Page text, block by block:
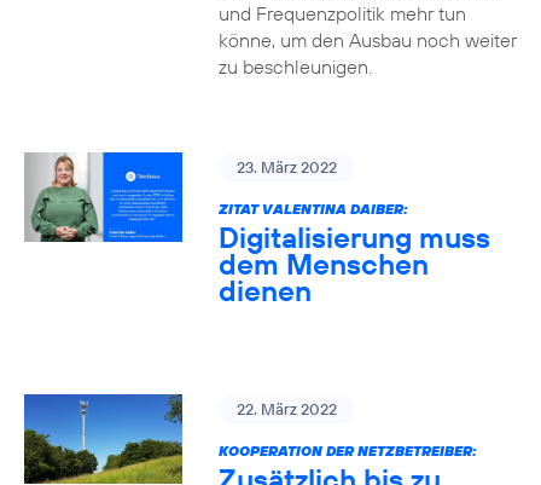
und Frequenzpolitik mehr tun
könne, um den Ausbau noch weiter
zu beschleunigen.
23. März 2022
ZITAT VALENTINA DAIBER:
Digitalisierung muss
dem Menschen
dienen
22. März 2022
KOOPERATION DER NETZBETREIBER: